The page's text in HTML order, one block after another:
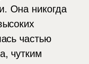
Она никогда
частью
чутким